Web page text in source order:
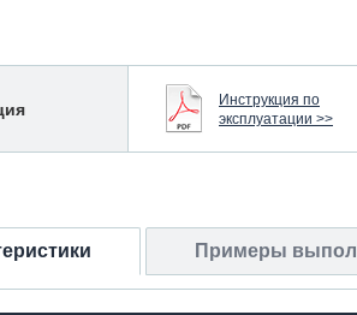
Инструкция по
эксплуатации >>
Примеры